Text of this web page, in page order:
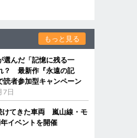
もっと見る
選んだ「記憶に残る一
？ 最新作『永遠の記
読者参加型キャンペーン
7日
けてきた車両 嵐山線・モ
イベントを開催